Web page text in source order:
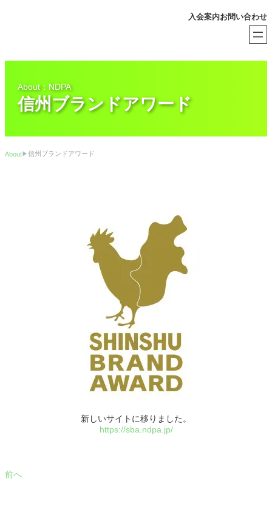
入会案内お問い合わせ
About：NDPA
信州ブランドアワード
About▶信州ブランドアワード
新しいサイトに移りました。
https://sba.ndpa.jp/
前へ